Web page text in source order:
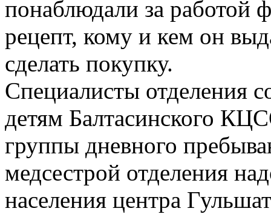
понаблюдали за работой
рецепт, кому и кем он
сделать покупку.
Специалисты отделения
детям Балтасинского
группы дневного
медсестрой отделения
населения центра